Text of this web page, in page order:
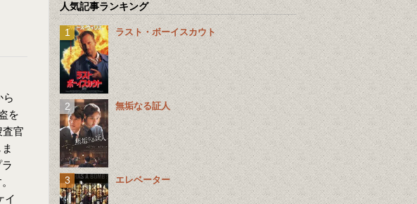
ら
を
官
イ
人気記事ランキング
ラスト・ボーイスカウト
無垢なる証人
エレベーター